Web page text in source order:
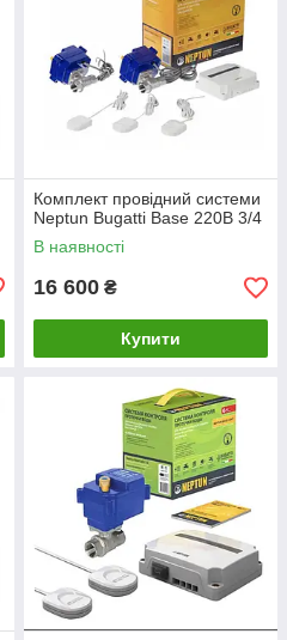
Комплект провідний системи
Neptun Bugatti Base 220B 3/4
В наявності
16 600 ₴
Купити